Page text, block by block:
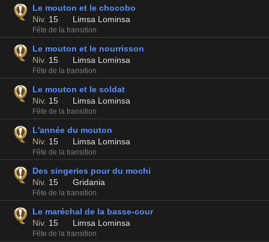
Le mouton et le chocobo
Niv. 15 Limsa Lominsa
Fête de la transition
Le mouton et le nourrisson
Niv. 15 Limsa Lominsa
Fête de la transition
Le mouton et le soldat
Niv. 15 Limsa Lominsa
Fête de la transition
L'année du mouton
Niv. 15 Limsa Lominsa
Fête de la transition
Des singeries pour du mochi
Niv. 15 Gridania
Fête de la transition
Le maréchal de la basse-cour
Niv. 15 Limsa Lominsa
Fête de la transition